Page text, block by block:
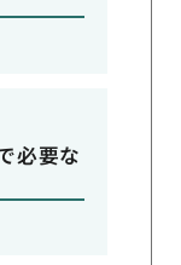
必要な